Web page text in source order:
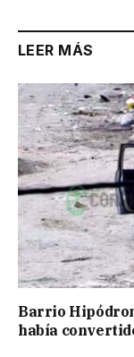
LEER MÁS
Barrio
había